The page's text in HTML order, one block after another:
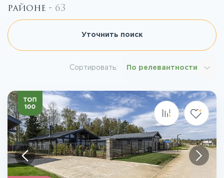
районе - 63
Уточнить поиск
Сортировать: По релевантности